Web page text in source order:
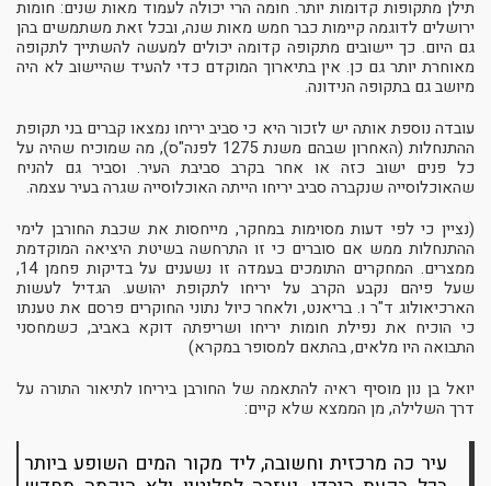
תילן מתקופות קדומות יותר. חומה הרי יכולה לעמוד מאות שנים: חומות
ירושלים לדוגמה קיימות כבר חמש מאות שנה, ובכל זאת משתמשים בהן
גם היום. כך יישובים מתקופה קדומה יכולים למעשה להשתייך לתקופה
מאוחרת יותר גם כן. אין בתיארוך המוקדם כדי להעיד שהיישוב לא היה
מיושב גם בתקופה הנידונה.
עובדה נוספת אותה יש לזכור היא כי סביב יריחו נמצאו קברים בני תקופת
ההתנחלות (האחרון שבהם משנת 1275 לפנה"ס), מה שמוכיח שהיה על
כל פנים ישוב כזה או אחר בקרב סביבת העיר. וסביר גם להניח
שהאוכלוסייה שנקברה סביב יריחו הייתה האוכלוסייה שגרה בעיר עצמה.
(נציין כי לפי דעות מסוימות במחקר, מייחסות את שכבת החורבן לימי
ההתנחלות ממש אם סוברים כי זו התרחשה בשיטת היציאה המוקדמת
ממצרים. המחקרים התומכים בעמדה זו נשענים על בדיקות פחמן 14,
שעל פיהם נקבע הקרב על יריחו לתקופת יהושע. הגדיל לעשות
הארכיאולוג ד"ר ו. בריאנט, ולאחר כיול נתוני החוקרים פרסם את טענתו
כי הוכיח את נפילת חומות יריחו ושריפתה דוקא באביב, כשמחסני
התבואה היו מלאים, בהתאם למסופר במקרא)
יואל בן נון מוסיף ראיה להתאמה של החורבן ביריחו לתיאור התורה על
דרך השלילה, מן הממצא שלא קיים:
עיר כה מרכזית וחשובה, ליד מקור המים השופע ביותר